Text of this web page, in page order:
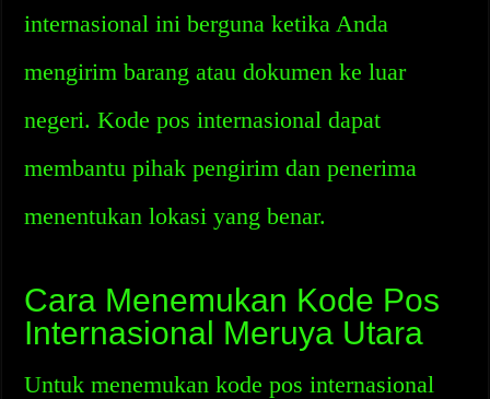
internasional ini berguna ketika Anda
mengirim barang atau dokumen ke luar
negeri. Kode pos internasional dapat
membantu pihak pengirim dan penerima
menentukan lokasi yang benar.
Cara Menemukan Kode Pos
Internasional Meruya Utara
Untuk menemukan kode pos internasional